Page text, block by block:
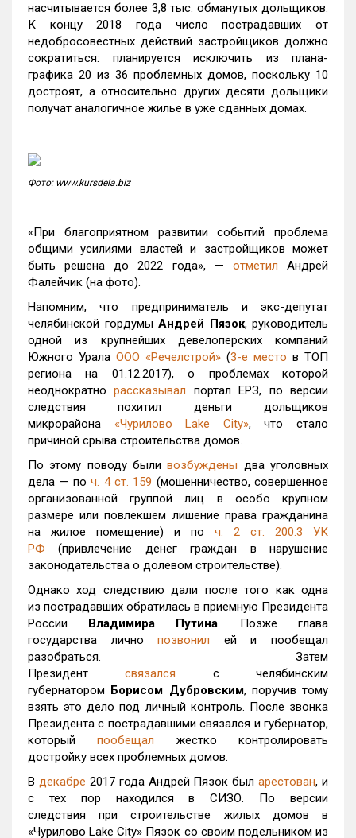
насчитывается более 3,8 тыс. обманутых дольщиков.
К концу 2018 года число пострадавших от
недобросовестных действий застройщиков должно
сократиться: планируется исключить из плана-
графика 20 из 36 проблемных домов, поскольку 10
достроят, а относительно других десяти дольщики
получат аналогичное жилье в уже сданных домах.
Фото: www.kursdela.biz
«При благоприятном развитии событий проблема
общими усилиями властей и застройщиков может
быть решена до 2022 года», — отметил Андрей
Фалейчик (на фото).
Напомним, что предприниматель и экс-депутат
челябинской гордумы Андрей Пязок, руководитель
одной из крупнейших девелоперских компаний
Южного Урала ООО «Речелстрой» (3-е место в ТОП
региона на 01.12.2017), о проблемах которой
неоднократнорассказывал портал ЕРЗ, по версии
следствия похитил деньги дольщиков
микрорайона «Чурилово Lake City», что стало
причиной срыва строительства домов.
По этому поводу быливозбуждены два уголовных
дела — поч. 4 ст. 159 (мошенничество, совершенное
организованной группой лиц в особо крупном
размере или повлекшем лишение права гражданина
на жилое помещение) и по ч. 2 ст. 200.3 УК
РФ (привлечение денег граждан в нарушение
законодательства о долевом строительстве).
Однако ход следствию дали после того как одна
из пострадавших обратилась в приемную Президента
России Владимира Путина. Позже глава
государства личнопозвонил ей и пообещал
разобраться. Затем
Президентсвязался с челябинским
губернатором Борисом Дубровским, поручив тому
взять это дело под личный контроль. После звонка
Президента с пострадавшими связался и губернатор,
которыйпообещал жестко контролировать
достройку всех проблемных домов.
В декабре 2017 года Андрей Пязок быларестован, и
с тех пор находился в СИЗО. По версии
следствия при строительстве жилых домов в
«Чурилово Lake City» Пязок со своим подельником из